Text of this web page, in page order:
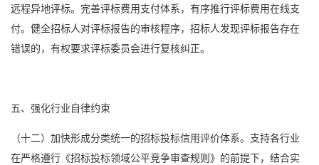
远程异地评标。完善评标费用支付体系，有序推行评标费用在线支
付。健全招标人对评标报告的审核程序，招标人发现评标报告存在
错误的，有权要求评标委员会进行复核纠正。
五、强化行业自律约束
（十二）加快形成分类统一的招标投标信用评价体系。支持各行业
在严格遵行《招标投标领域公平竞争审查规则》的前提下，结合实